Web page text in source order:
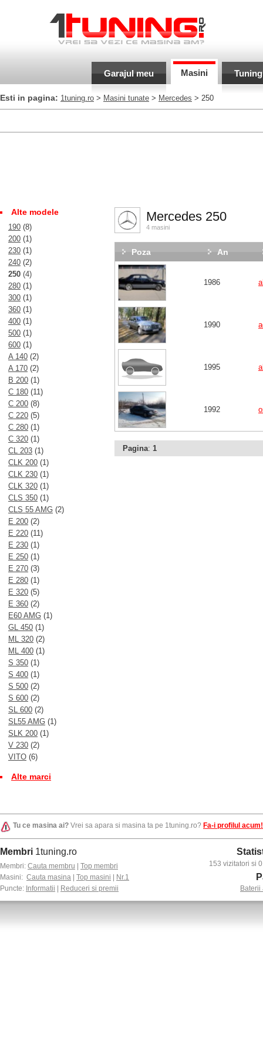
Garajul meu Masini Tuning
Esti in pagina: 1tuning.ro > Masini tunate > Mercedes > 250
Alte modele
190 (8)
200 (1)
230 (1)
240 (2)
250 (4)
280 (1)
300 (1)
360 (1)
400 (1)
500 (1)
600 (1)
A 140 (2)
A 170 (2)
B 200 (1)
C 180 (11)
C 200 (8)
C 220 (5)
C 280 (1)
C 320 (1)
CL 203 (1)
CLK 200 (1)
CLK 230 (1)
CLK 320 (1)
CLS 350 (1)
CLS 55 AMG (2)
E 200 (2)
E 220 (11)
E 230 (1)
E 250 (1)
E 270 (3)
E 280 (1)
E 320 (5)
E 360 (2)
E60 AMG (1)
GL 450 (1)
ML 320 (2)
ML 400 (1)
S 350 (1)
S 400 (1)
S 500 (2)
S 600 (2)
SL 600 (2)
SL55 AMG (1)
SLK 200 (1)
V 230 (2)
VITO (6)
Alte marci
Mercedes 250
4 masini
Poza An
1986
1990
1995
1992
Pagina: 1
Tu ce masina ai? Vrei sa apara si masina ta pe 1tuning.ro? Fa-i profilul acum!
Membri 1tuning.ro
Membri: Cauta membru
Top membri
Masini: Cauta masina Top masini
Nr.1
Puncte: Informatii Reduceri si premii
153 vizitatori si